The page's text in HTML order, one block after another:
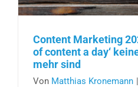
Content Marketing
of content a day‘
mehr sind
Von Matthias Kronemann